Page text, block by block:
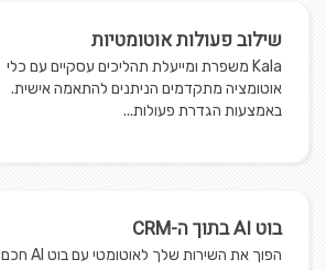
שילוב פעולות אוטומטיות
Kala משפרת ומייעלת תהליכים עסקיים עם כלי
אוטומציה מתקדמים הניתנים להתאמה אישית.
באמצעות הגדרת פעולות...
בוט AI בתוך ה-CRM
הפוך את השירות שלך לאוטומטי עם בוט AI חכם